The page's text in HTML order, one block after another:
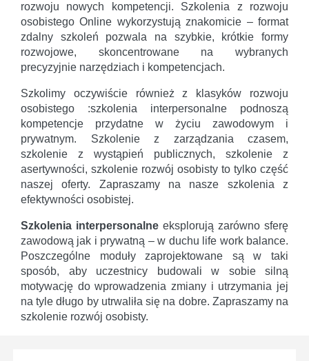
rozwoju nowych kompetencji. Szkolenia z rozwoju
osobistego Online wykorzystują znakomicie – format
zdalny szkoleń pozwala na szybkie, krótkie formy
rozwojowe, skoncentrowane na wybranych
precyzyjnie narzędziach i kompetencjach.
Szkolimy oczywiście również z klasyków rozwoju
osobistego :szkolenia interpersonalne podnoszą
kompetencje przydatne w życiu zawodowym i
prywatnym. Szkolenie z zarządzania czasem,
szkolenie z wystąpień publicznych, szkolenie z
asertywności, szkolenie rozwój osobisty to tylko część
naszej oferty. Zapraszamy na nasze szkolenia z
efektywności osobistej.
Szkolenia interpersonalne eksplorują zarówno sferę
zawodową jak i prywatną – w duchu life work balance.
Poszczególne moduły zaprojektowane są w taki
sposób, aby uczestnicy budowali w sobie silną
motywację do wprowadzenia zmiany i utrzymania jej
na tyle długo by utrwaliła się na dobre. Zapraszamy na
szkolenie rozwój osobisty.